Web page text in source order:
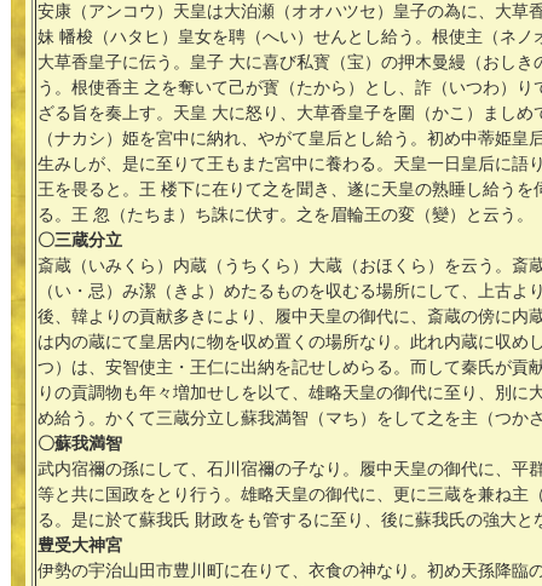
安康（アンコウ）天皇は大泊瀬（オオハツセ）皇子の為に、大草
妹 幡梭（ハタヒ）皇女を聘（へい）せんとし給う。根使主（ネノ
大草香皇子に伝う。皇子 大に喜び私寳（宝）の押木曼縵（おしき
う。根使香主 之を奪いて己が寳（たから）とし、詐（いつわ）り
ざる旨を奏上す。天皇 大に怒り、大草香皇子を圍（かこ）ましめ
（ナカシ）姫を宮中に納れ、やがて皇后とし給う。初め中蒂姫皇
生みしが、是に至りて王もまた宮中に養わる。天皇一日皇后に語
王を畏ると。王 楼下に在りて之を聞き、遂に天皇の熟睡し給うを
る。王 忽（たちま）ち誅に伏す。之を眉輪王の変（變）と云う。
〇三蔵分立
斎蔵（いみくら）内蔵（うちくら）大蔵（おほくら）を云う。斎
（い・忌）み潔（きよ）めたるものを収むる場所にして、上古よ
後、韓よりの貢献多きにより、履中天皇の御代に、斎蔵の傍に内
は内の蔵にて皇居内に物を収め置くの場所なり。此れ内蔵に収め
つ）は、安智使主・王仁に出納を記せしめらる。而して秦氏が貢
りの貢調物も年々増加せしを以て、雄略天皇の御代に至り、別に
め給う。かくて三蔵分立し蘇我満智（マち）をして之を主（つか
〇蘇我満智
武内宿禰の孫にして、石川宿禰の子なり。履中天皇の御代に、平
等と共に国政をとり行う。雄略天皇の御代に、更に三蔵を兼ね主
る。是に於て蘇我氏 財政をも管するに至り、後に蘇我氏の強大と
豊受大神宮
伊勢の宇治山田市豊川町に在りて、衣食の神なり。初め天孫降臨